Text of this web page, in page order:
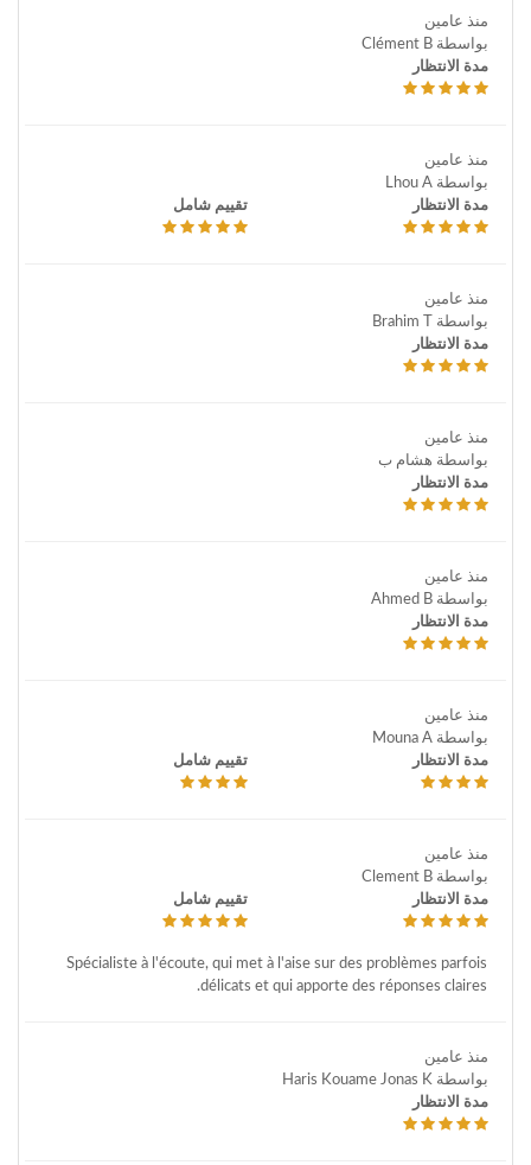
منذ عامين
بواسطة Clément B
مدة الانتظار
منذ عامين
بواسطة Lhou A
مدة الانتظار
تقييم شامل
منذ عامين
بواسطة Brahim T
مدة الانتظار
منذ عامين
بواسطة هشام ب
مدة الانتظار
منذ عامين
بواسطة Ahmed B
مدة الانتظار
منذ عامين
بواسطة Mouna A
مدة الانتظار
تقييم شامل
منذ عامين
بواسطة Clement B
مدة الانتظار
تقييم شامل
Spécialiste à l'écoute, qui met à l'aise sur des problèmes parfois
délicats et qui apporte des réponses claires.
منذ عامين
بواسطة Haris Kouame Jonas K
مدة الانتظار